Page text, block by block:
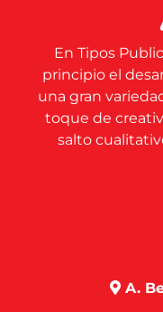
En Tipos
principio el
una gran
toque de
salto
A.